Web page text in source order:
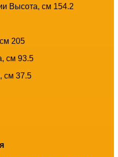
Высота, см 154.2
205
см 93.5
см 37.5